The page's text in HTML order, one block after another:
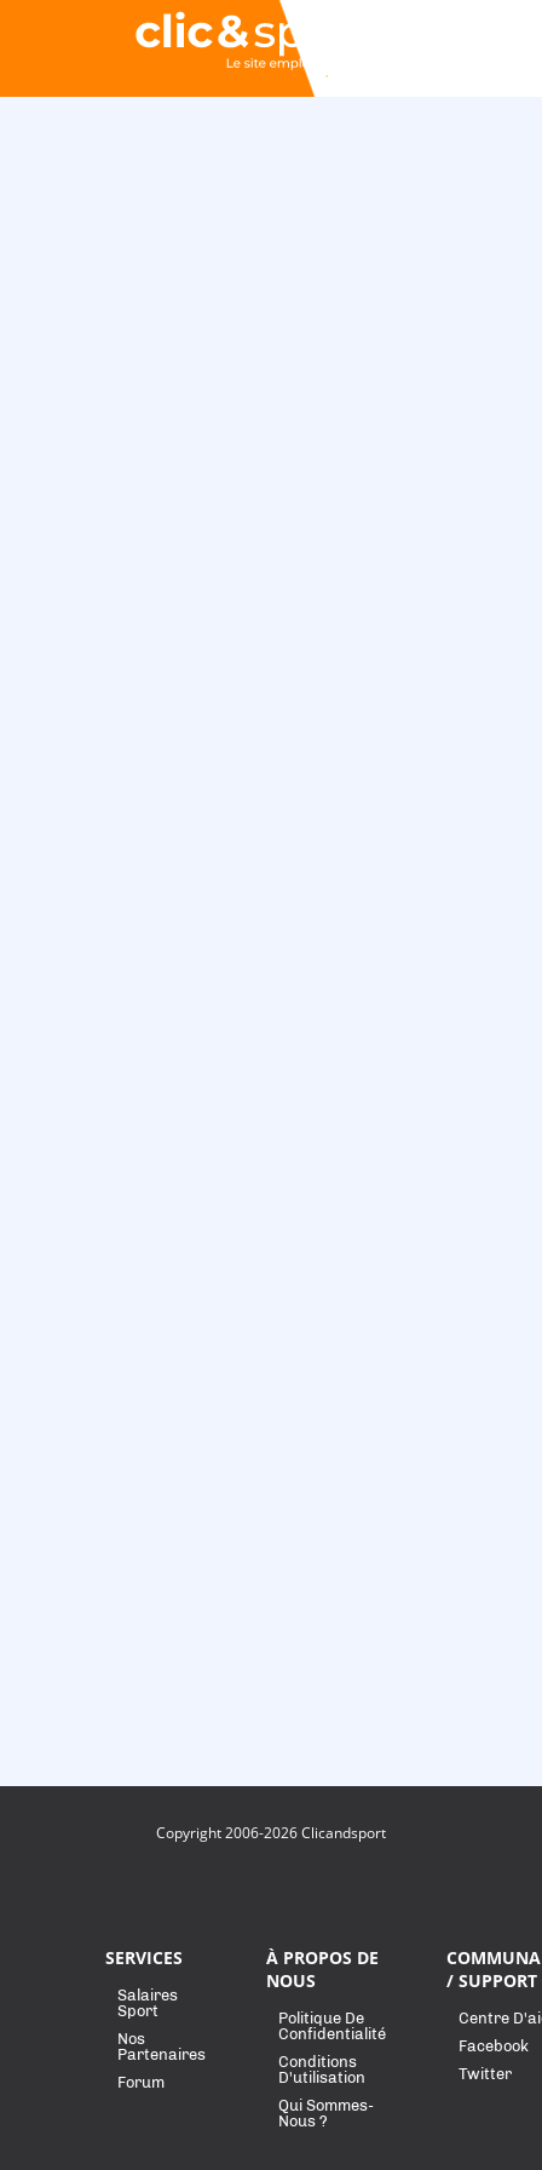
Copyright 2006-2026 Clicandsport
SERVICES
Salaires
Sport
Nos
Partenaires
Forum
À PROPOS DE
NOUS
Politique De
Confidentialité
Conditions
D'utilisation
Qui Sommes-
Nous ?
/ SUPPORT
Centre
Facebook
Twitter